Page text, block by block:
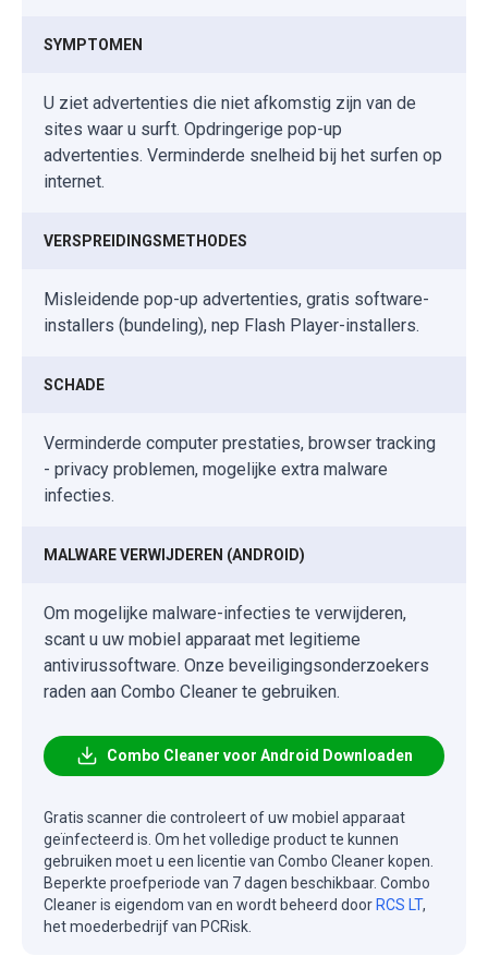
SYMPTOMEN
U ziet advertenties die niet afkomstig zijn van de
sites waar u surft. Opdringerige pop-up
advertenties. Verminderde snelheid bij het surfen op
internet.
VERSPREIDINGSMETHODES
Misleidende pop-up advertenties, gratis software-
installers (bundeling), nep Flash Player-installers.
SCHADE
Verminderde computer prestaties, browser tracking
- privacy problemen, mogelijke extra malware
infecties.
MALWARE VERWIJDEREN (ANDROID)
Om mogelijke malware-infecties te verwijderen,
scant u uw mobiel apparaat met legitieme
antivirussoftware. Onze beveiligingsonderzoekers
raden aan Combo Cleaner te gebruiken.
Combo Cleaner voor Android Downloaden
Gratis scanner die controleert of uw mobiel apparaat
geïnfecteerd is. Om het volledige product te kunnen
gebruiken moet u een licentie van Combo Cleaner kopen.
Beperkte proefperiode van 7 dagen beschikbaar. Combo
Cleaner is eigendom van en wordt beheerd door RCS LT,
het moederbedrijf van PCRisk.